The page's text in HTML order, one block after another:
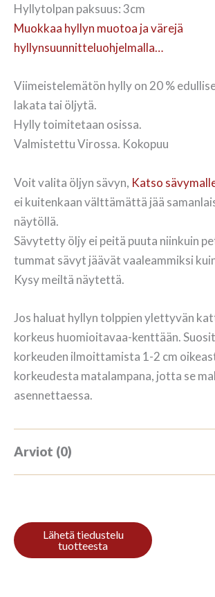
Hyllytolpan paksuus: 3cm
Muokkaa hyllyn muotoa ja värejä
hyllynsuunnitteluohjelmalla…
Viimeistelemätön hylly on 20 %
lakata tai öljytä.
Hylly toimitetaan osissa.
Valmistettu Virossa. Kokopuu
Voit valita öljyn sävyn, Katso
ei kuitenkaan välttämättä jää
näytöllä.
Sävytetty öljy ei peitä puuta niinkuin
tummat sävyt jäävät vaaleammiksi
Kysy meiltä näytettä.
Jos haluat hyllyn tolppien ylettyvän
korkeus huomioitavaa-kenttään.
korkeuden ilmoittamista 1-2 cm
korkeudesta matalampana, jotta se
asennettaessa.
Arviot (0)
Kirjoita ensimmäinen arvio